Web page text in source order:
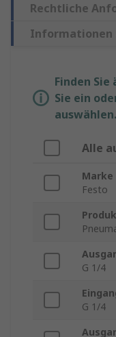
Rechtliche
Informationen
Finden
Sie ein
auswählen.
Alle
Marke
Festo
G 1/4
G 1/4